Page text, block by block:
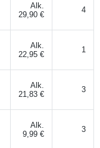
Alk.
29,90 €
4
Alk.
22,95 €
1
Alk.
21,83 €
3
Alk.
9,99 €
3